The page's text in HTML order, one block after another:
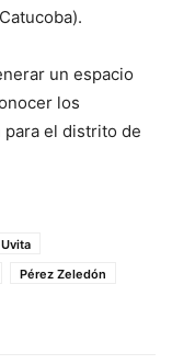
un espacio
los
el distrito de
Pérez Zeledón